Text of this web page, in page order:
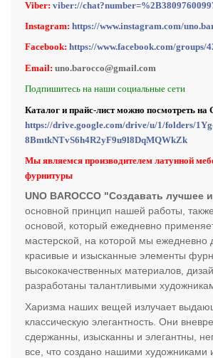
Viber: viber://
Instagram: https://www.instagram.com/
Facebook: https://www.facebook.com/groups/
Email: uno.barocco@gmail.com
Подпишитесь на наши социальные сети
Каталог и прайс-лист можно посмотреть на
https://drive.google.com/drive/u/1/folders/
8BmtkNTvS6h4R2yF9u9l8DqMQWkZk
Мы являемся производителем латунной
фурнитуры
UNO BAROCCO "Создавать лучшее
основной принцип нашей работы,
основой, который ежедневно
мастерской, на которой мы
красивые и изысканные элементы
высококачественных материалов,
разработаны талантливыми
Харизма наших вещей излучает
классическую элегантность. Они
сдержанны, изысканны и элегантны,
все, что создано нашими художниками